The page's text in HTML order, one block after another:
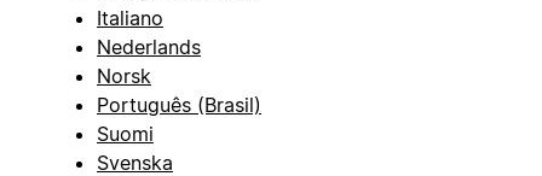
Italiano
Nederlands
Norsk
Português (Brasil)
Suomi
Svenska